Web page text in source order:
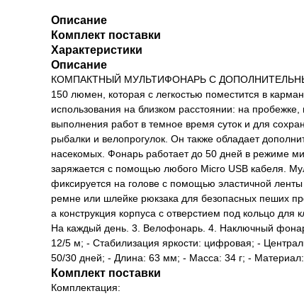
Описание
Комплект поставки
Характеристики
Описание
КОМПАКТНЫЙ МУЛЬТИФОНАРЬ С ДОПОЛНИТЕЛЬНЫМ
150 люмен, которая с легкостью поместится в
использования на близком расстоянии: на
выполнения работ в темное время суток и для
рыбалки и велопрогулок. Он также обладает
насекомых. Фонарь работает до 50 дней в режиме
заряжается с помощью любого Micro USB кабеля.
фиксируется на голове с помощью эластичной
ремне или шлейке рюкзака для безопасных пеших
а конструкция корпуса с отверстием под кольцо
На каждый день. 3. Велофонарь. 4. Наключный
12/5 м; - Стабилизация яркости: цифровая; -
50/30 дней; - Длина: 63 мм; - Масса: 34 г; -
Комплект поставки
Комплектация: